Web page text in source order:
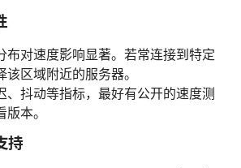
布对速度影响显著。若常连接到特定
区域附近的服务器。
、抖动等指标，最好有公开的速度测
本。
持